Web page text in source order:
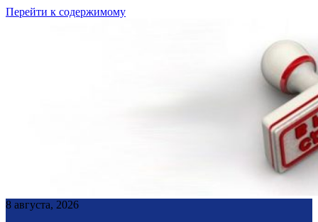
Перейти к содержимому
8 августа, 2026